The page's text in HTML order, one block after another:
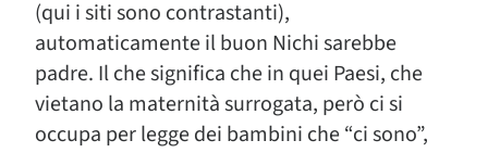
(qui i siti sono contrastanti),
automaticamente il buon Nichi sarebbe
padre. Il che significa che in quei Paesi, che
vietano la maternità surrogata, però ci si
occupa per legge dei bambini che “ci sono”,